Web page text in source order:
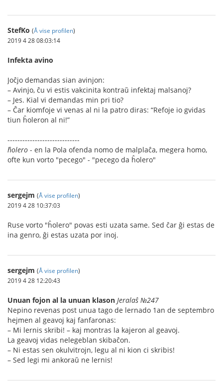
StefKo (Å vise profilen)
2019 4 28 08:03:14
Infekta avino
Joĉjo demandas sian avinjon:
– Avinjo, ĉu vi estis vakcinita kontraŭ infektaj malsanoj?
– Jes. Kial vi demandas min pri tio?
– Ĉar kiomfoje vi venas al ni la patro diras: “Refoje io gvidas
tiun ĥoleron al ni!”
-----------------------------
ĥolero - en la Pola ofenda nomo de malplaĉa, megera homo,
ofte kun vorto "pecego" - "pecego da ĥolero"
sergejm (Å vise profilen)
2019 4 28 10:37:03
Ruse vorto "ĥolero" povas esti uzata same. Sed ĉar ĝi estas de
ina genro, ĝi estas uzata por inoj.
sergejm (Å vise profilen)
2019 4 28 12:20:43
Unuan fojon al la unuan klason Jeralaŝ №247
Nepino revenas post unua tago de lernado 1an de septembro
hejmen al geavoj kaj fanfaronas:
– Mi lernis skribi! – kaj montras la kajeron al geavoj.
La geavoj vidas nelegeblan skibaĉon.
– Ni estas sen okulvitrojn, legu al ni kion ci skribis!
– Sed legi mi ankoraŭ ne lernis!